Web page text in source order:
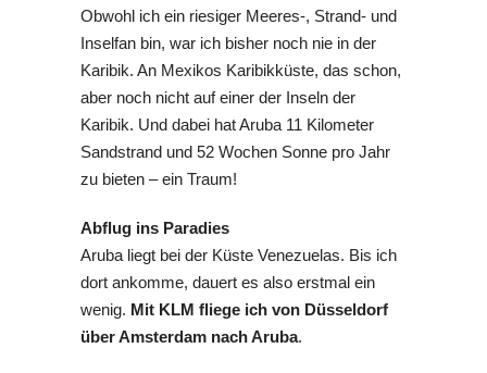
Obwohl ich ein riesiger Meeres-, Strand- und
Inselfan bin, war ich bisher noch nie in der
Karibik. An Mexikos Karibikküste, das schon,
aber noch nicht auf einer der Inseln der
Karibik. Und dabei hat Aruba 11 Kilometer
Sandstrand und 52 Wochen Sonne pro Jahr
zu bieten – ein Traum!
Abflug ins Paradies
Aruba liegt bei der Küste Venezuelas. Bis ich
dort ankomme, dauert es also erstmal ein
wenig. Mit KLM fliege ich von Düsseldorf
über Amsterdam nach Aruba.